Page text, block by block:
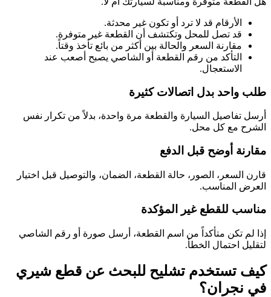
الأرقام قد لا ترد أو تكون غير محدثة.
قد تصل للمحل وتكتشف أن القطعة غير متوفرة.
مقارنة السعر والحالة بين أكثر من بائع تأخذ وقتاً.
التأكد من رقم القطعة أو الشاصي يصبح أصعب عند
الاستعجال.
طلب واحد بدل اتصالات كثيرة
أرسل تفاصيل السيارة والقطعة مرة واحدة، بدلاً من تكرار نفس
الشرح مع كل محل.
مقارنة أوضح قبل الدفع
قارن السعر، الصور، حالة القطعة، الضمان، والتوصيل قبل اختيار
العرض المناسب.
مناسب للقطع غير المؤكدة
إذا لم تكن متأكداً من اسم القطعة، أرسل صورة أو رقم الشاصي
لتقليل احتمال الخطأ.
كيف تستخدم تشليح للبحث عن قطع شيري
في نجران؟